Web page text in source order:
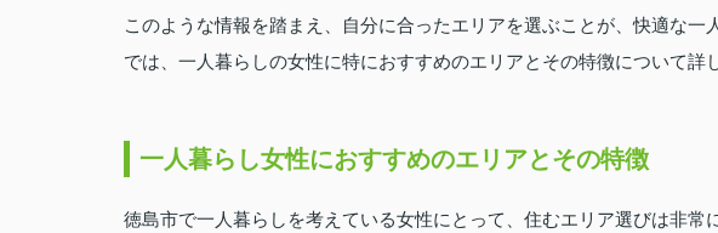
このような情報を踏まえ、自分に合ったエリアを選ぶことが、快適な
では、一人暮らしの女性に特におすすめのエリアとその特徴について詳
一人暮らし女性におすすめのエリアとその特徴
徳島市で一人暮らしを考えている女性にとって、住むエリア選びは非